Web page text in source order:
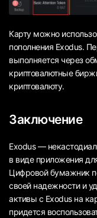
Карту можно
пополнения Exodus.
выполняется через
криптовалютные
криптовалюту.
Заключение
Exodus —
в виде приложения
Цифровой бумажник
своей надежности и
активы с Exodus на
придется